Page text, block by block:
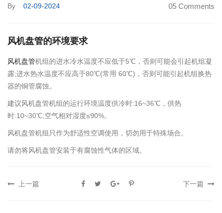
By 02-09-2024 05 Comments
风机盘管的环境要求
风机盘管机组的进水冷水温度不应低于5℃，否则可能会引起机组凝
露;进水热水温度不应高于80℃(常用 60℃)，否则可能引起机组换热
器的铜管腐蚀。
建议风机盘管机组的运行环境温度供冷时:16~36℃，供热
时:10~30℃;空气相对湿度≤90%。
风机盘管机组只作为舒适性空调使用，切勿用于特殊场合。
请勿将风机盘管安装于有腐蚀性气体的区域。
上一篇 下一篇